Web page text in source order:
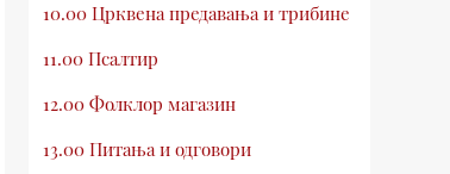
10.00 Црквена предавања и трибине
11.00 Псалтир
12.00 Фолклор магазин
13.00 Питања и одговори